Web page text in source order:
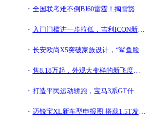
全国联考难不倒BJ60雷霆！掏雪豁沙战陡坡，猛字当头！
入门门槛进一步拉低，吉利ICON新增车型上市售9.98万元起
长安欧尚X5突破家族设计，“鲨鱼脸”造型震慑众人
售8.18万起，外观大变样的新飞度，终于能“男女通吃”？
打造平民运动轿跑，宝马3系GT什么版本，最值得入手？
迈锐宝XL新车型申报图 搭载1.5T发动机